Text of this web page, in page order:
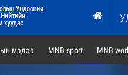
мэдээ MNB sport MNB